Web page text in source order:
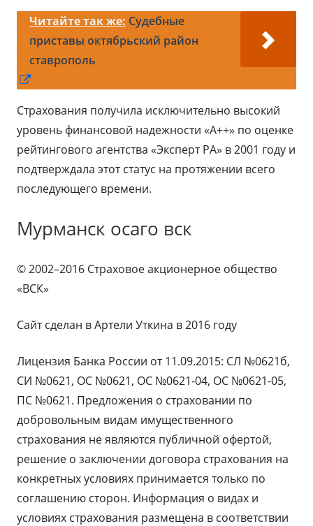
Читайте так же: Судебные
приставы октябрьский район
ставрополь
новом
окне
Страхования получила исключительно высокий
уровень финансовой надежности «А++» по оценке
рейтингового агентства «Эксперт РА» в 2001 году и
подтверждала этот статус на протяжении всего
последующего времени.
Мурманск осаго вск
© 2002–2016 Страховое акционерное общество
«ВСК»
Сайт сделан в Артели Уткина в 2016 году
Лицензия Банка России от 11.09.2015: СЛ №0621б,
СИ №0621, ОС №0621, ОС №0621-04, ОС №0621-05,
ПС №0621. Предложения о страховании по
добровольным видам имущественного
страхования не являются публичной офертой,
решение о заключении договора страхования на
конкретных условиях принимается только по
соглашению сторон. Информация о видах и
условиях страхования размещена в соответствии